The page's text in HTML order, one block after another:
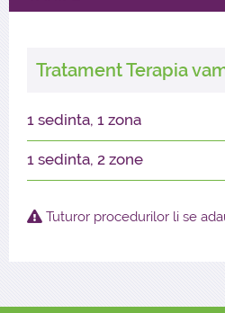
Tratament Terapia
1 sedinta, 1 zona
1 sedinta, 2 zone
Tuturor procedurilor li se